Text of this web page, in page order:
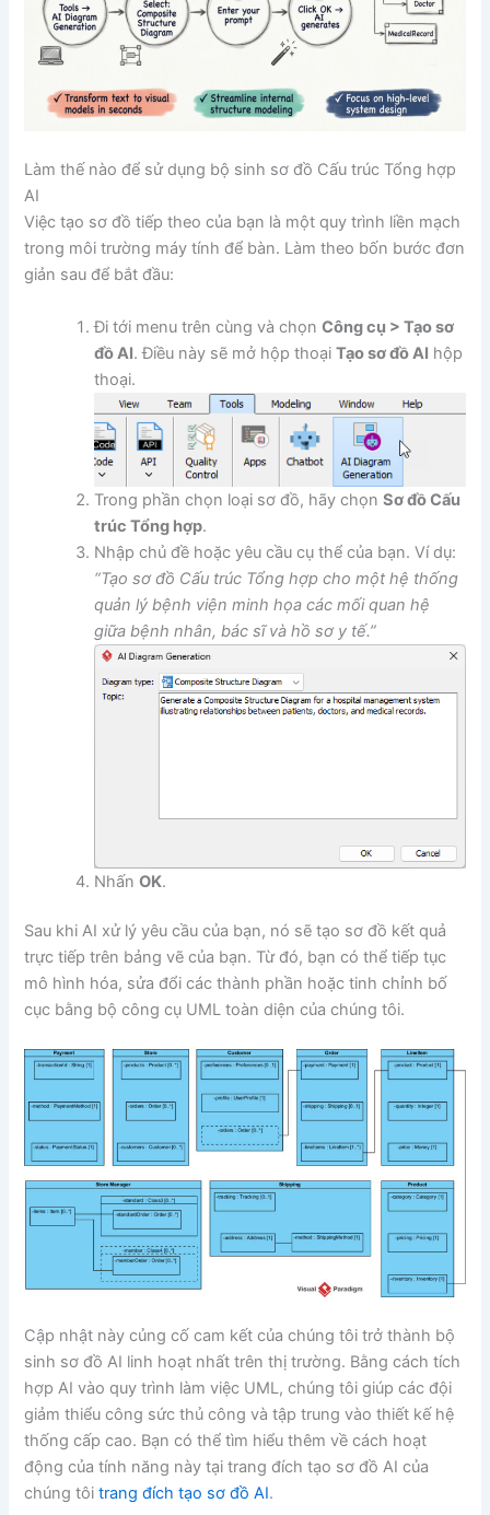
Làm thế nào để sử dụng bộ sinh sơ đồ Cấu trúc Tổng hợp
AI
Việc tạo sơ đồ tiếp theo của bạn là một quy trình liền mạch
trong môi trường máy tính để bàn. Làm theo bốn bước đơn
giản sau để bắt đầu:
Đi tới menu trên cùng và chọnCông cụ > Tạo sơ
đồ AI. Điều này sẽ mở hộp thoạiTạo sơ đồ AI hộp
thoại.
Trong phần chọn loại sơ đồ, hãy chọnSơ đồ Cấu
trúc Tổng hợp.
Nhập chủ đề hoặc yêu cầu cụ thể của bạn. Ví dụ:
“Tạo sơ đồ Cấu trúc Tổng hợp cho một hệ thống
quản lý bệnh viện minh họa các mối quan hệ
giữa bệnh nhân, bác sĩ và hồ sơ y tế.”
NhấnOK.
Sau khi AI xử lý yêu cầu của bạn, nó sẽ tạo sơ đồ kết quả
trực tiếp trên bảng vẽ của bạn. Từ đó, bạn có thể tiếp tục
mô hình hóa, sửa đổi các thành phần hoặc tinh chỉnh bố
cục bằng bộ công cụ UML toàn diện của chúng tôi.
Cập nhật này củng cố cam kết của chúng tôi trở thành bộ
sinh sơ đồ AI linh hoạt nhất trên thị trường. Bằng cách tích
hợp AI vào quy trình làm việc UML, chúng tôi giúp các đội
giảm thiểu công sức thủ công và tập trung vào thiết kế hệ
thống cấp cao. Bạn có thể tìm hiểu thêm về cách hoạt
động của tính năng này tại trang đích tạo sơ đồ AI của
chúng tôitrang đích tạo sơ đồ AI.